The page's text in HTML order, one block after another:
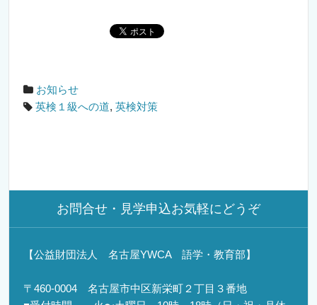
お知らせ
英検１級への道, 英検対策
お問合せ・見学申込お気軽にどうぞ
【公益財団法人 名古屋YWCA 語学・教育部】
〒460-0004 名古屋市中区新栄町２丁目３番地